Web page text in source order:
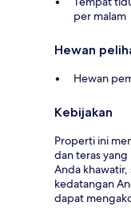
per malam
Hewan
Hewan
Kebijakan
Properti ini
dan teras
Anda
kedatangan
dapat